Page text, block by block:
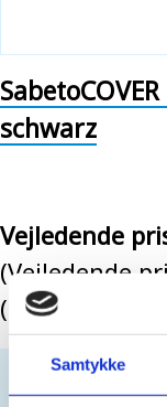
Samtykke
schwarz
Vejledende
(Vejledende
(143,76 EUR